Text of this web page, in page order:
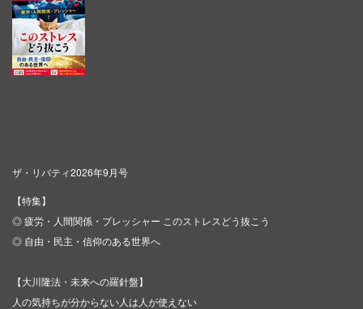
ザ・リバティ2026年9月号
【特集】
◎ 疲労・人間関係・プレッシャー このストレスどう抜こう
◎ 自由・民主・信仰のある世界へ
【大川隆法・未来への羅針盤】
人の気持ちが分からない人は人が使えない